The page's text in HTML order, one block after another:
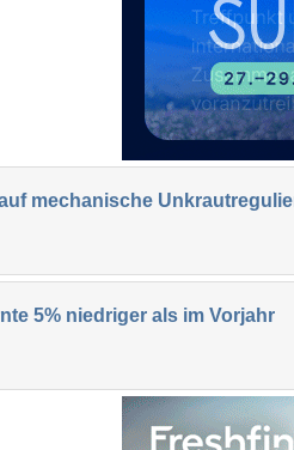
mechanische
5% niedriger als im Vorjahr